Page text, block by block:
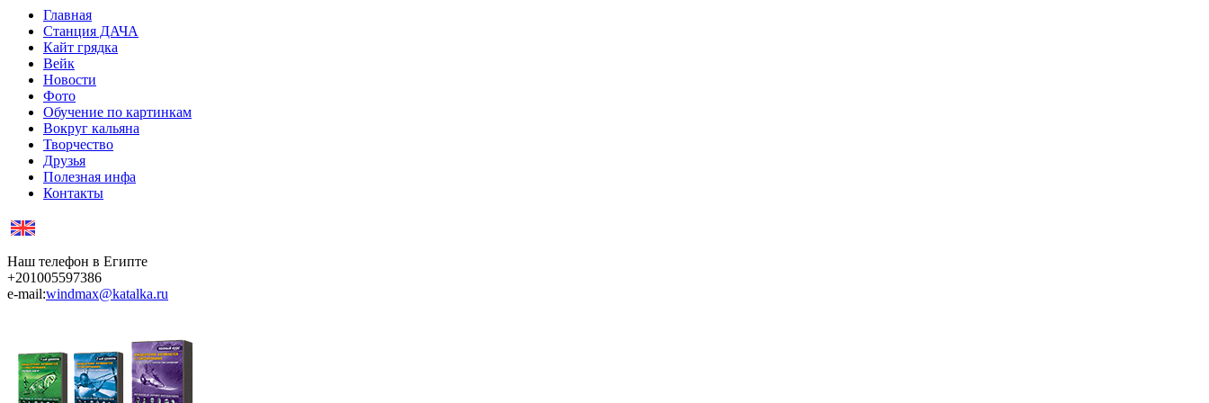
Главная
Станция ДАЧА
Кайт грядка
Вейк
Новости
Фото
Обучение по картинкам
Вокруг кальяна
Творчество
Друзья
Полезная инфа
Контакты
Наш телефон в Египте
+201005597386
e-mail:windmax@katalka.ru